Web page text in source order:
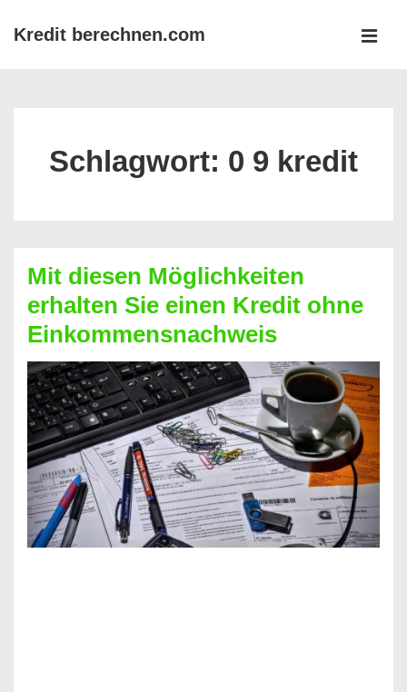
ZumKredit berechnen.com
Schlagwort: 0 9 kredit
Mit diesen Möglichkeiten
erhalten Sie einen Kredit ohne
Einkommensnachweis